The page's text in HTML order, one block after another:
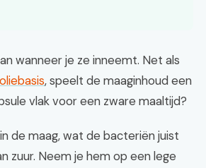
wanneer je ze inneemt. Net als
, speelt de maaginhoud een
vlak voor een zware maaltijd?
de maag, wat de bacteriën juist
zuur. Neem je hem op een lege